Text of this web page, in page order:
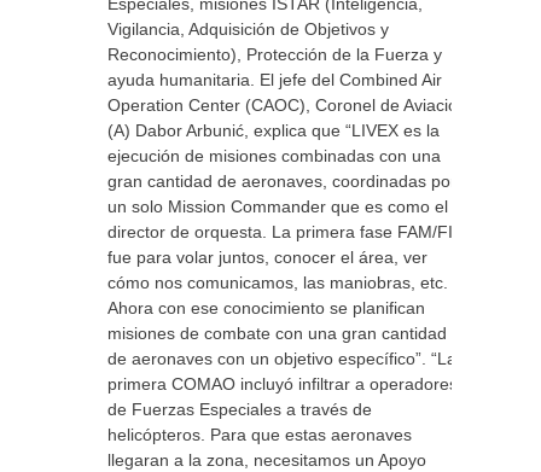
Vigilancia, Adquisición de Objetivos y
Reconocimiento), Protección de la Fuerza y
ayuda humanitaria. El jefe del Combined Air
Operation Center (CAOC), Coronel de Aviación
(A) Dabor Arbunić, explica que “LIVEX es la
ejecución de misiones combinadas con una
gran cantidad de aeronaves, coordinadas por
un solo Mission Commander que es como el
director de orquesta. La primera fase FAM/FIT
fue para volar juntos, conocer el área, ver
cómo nos comunicamos, las maniobras, etc.
Ahora con ese conocimiento se planifican
misiones de combate con una gran cantidad
de aeronaves con un objetivo específico”. “La
primera COMAO incluyó infiltrar a operadores
de Fuerzas Especiales a través de
helicópteros. Para que estas aeronaves
llegaran a la zona, necesitamos un Apoyo